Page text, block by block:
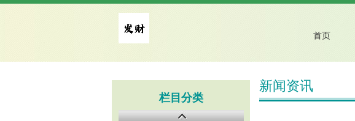
首页
栏目分类
新闻资讯